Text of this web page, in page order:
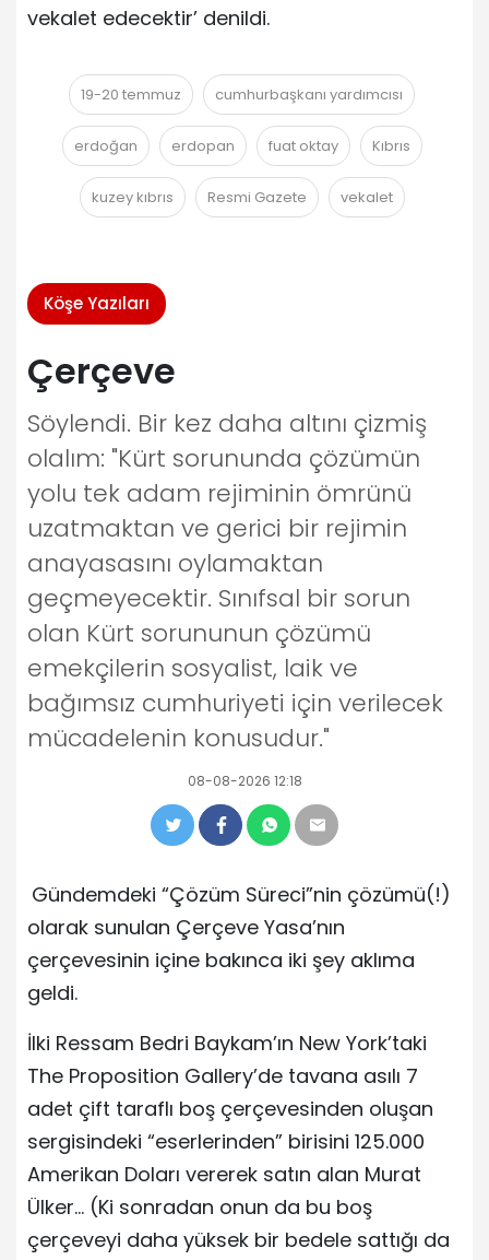
vekalet edecektir’ denildi.
19-20 temmuz cumhurbaşkanı yardımcısı
erdoğan erdopan fuat oktay Kıbrıs
kuzey kıbrıs Resmi Gazete vekalet
Köşe Yazıları
Çerçeve
Söylendi. Bir kez daha altını çizmiş
olalım: "Kürt sorununda çözümün
yolu tek adam rejiminin ömrünü
uzatmaktan ve gerici bir rejimin
anayasasını oylamaktan
geçmeyecektir. Sınıfsal bir sorun
olan Kürt sorununun çözümü
emekçilerin sosyalist, laik ve
bağımsız cumhuriyeti için verilecek
mücadelenin konusudur."
08-08-2026 12:18
Gündemdeki “Çözüm Süreci”nin çözümü(!)
olarak sunulan Çerçeve Yasa’nın
çerçevesinin içine bakınca iki şey aklıma
geldi.
İlki Ressam Bedri Baykam’ın New York’taki
The Proposition Gallery’de tavana asılı 7
adet çift taraflı boş çerçevesinden oluşan
sergisindeki “eserlerinden” birisini 125.000
Amerikan Doları vererek satın alan Murat
Ülker… (Ki sonradan onun da bu boş
çerçeveyi daha yüksek bir bedele sattığı da